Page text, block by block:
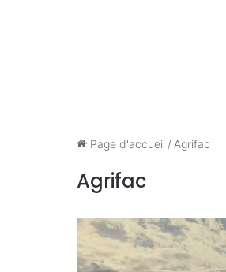
Page d'accueil / Agrifac
Agrifac